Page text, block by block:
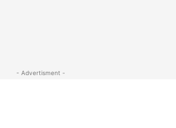
- Advertisment -